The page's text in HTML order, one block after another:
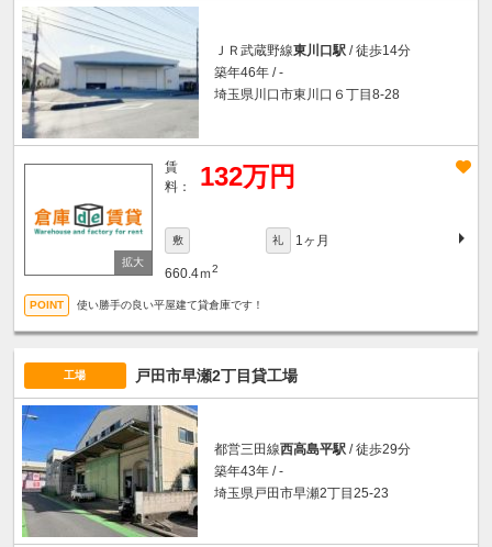
ＪＲ武蔵野線東川口駅 / 徒歩14分
築年46年 / -
埼玉県川口市東川口６丁目8-28
賃
料：
132万円
敷 礼 1ヶ月
660.4ｍ2
使い勝手の良い平屋建て貸倉庫です！
工場 戸田市早瀬2丁目貸工場
都営三田線西高島平駅 / 徒歩29分
築年43年 / -
埼玉県戸田市早瀬2丁目25-23